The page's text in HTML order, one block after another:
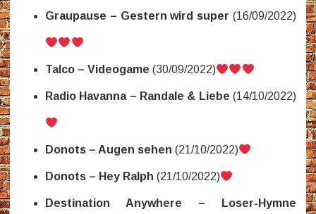
Graupause – Gestern wird super (16/09/2022)
Talco – Videogame (30/09/2022)
Radio Havanna – Randale & Liebe (14/10/2022)
Donots – Augen sehen (21/10/2022)
Donots – Hey Ralph (21/10/2022)
Destination Anywhere – Loser-Hymne